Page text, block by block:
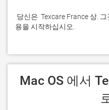
용을 시작하십시오.